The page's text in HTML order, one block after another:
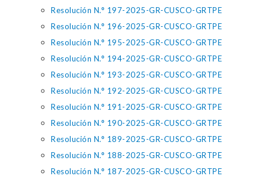
Resolución N.° 197-2025-GR-CUSCO-GRTPE
Resolución N.° 196-2025-GR-CUSCO-GRTPE
Resolución N.° 195-2025-GR-CUSCO-GRTPE
Resolución N.° 194-2025-GR-CUSCO-GRTPE
Resolución N.° 193-2025-GR-CUSCO-GRTPE
Resolución N.° 192-2025-GR-CUSCO-GRTPE
Resolución N.° 191-2025-GR-CUSCO-GRTPE
Resolución N.° 190-2025-GR-CUSCO-GRTPE
Resolución N.° 189-2025-GR-CUSCO-GRTPE
Resolución N.° 188-2025-GR-CUSCO-GRTPE
Resolución N.° 187-2025-GR-CUSCO-GRTPE